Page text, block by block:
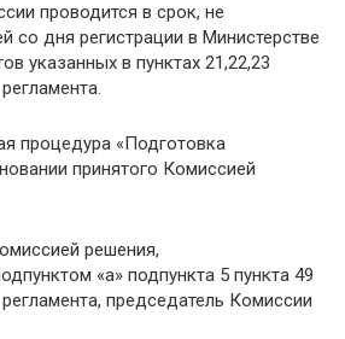
проводится в срок, не
дня регистрации в Министерстве
указанных в пунктах 21,22,23
процедура «Подготовка
принятого Комиссией
решения,
«а» подпункта 5 пункта 49
председатель Комиссии